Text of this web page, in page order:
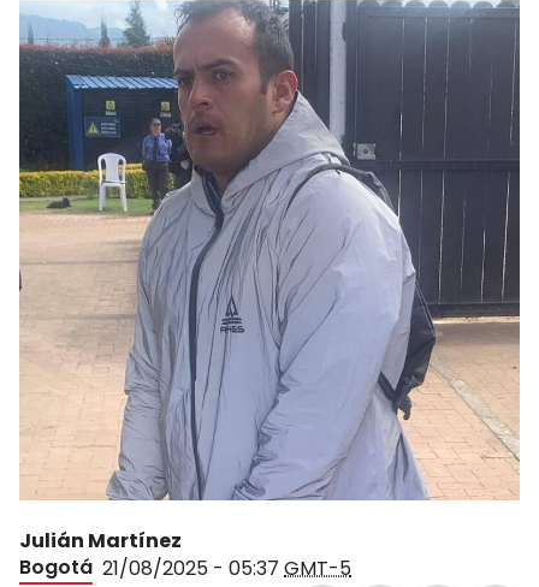
Julián Martínez
Bogotá 21/08/2025 - 05:37 GMT-5